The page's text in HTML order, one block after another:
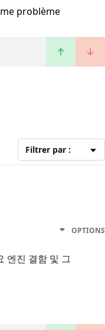
problème
Filtrer par :
OPTIONS
엔진 결함 및 그